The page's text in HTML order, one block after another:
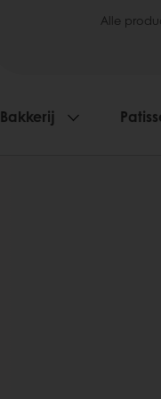
Alle
Bakkerij